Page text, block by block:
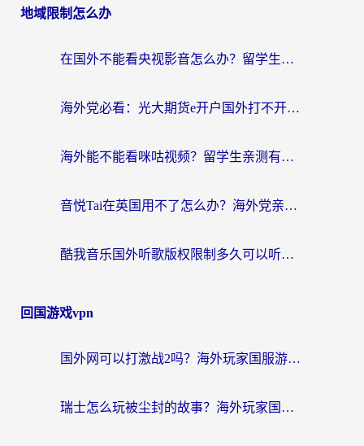
地域限制怎么办
在国外不能看央视影音怎么办？留学生亲测的追剧自由指南
海外党必看：光大期货e开户国外打不开？用对回国加速器，追剧听歌看B站全搞定！
海外能不能看咪咕视频？留学生亲测有效的回国加速器选择指南
音悦Tai在英国用不了怎么办？海外党亲测有效的回国加速方案来了
酷我音乐国外听歌版权限制多久可以听？海外党亲测有效的解决办法来了
回国游戏vpn
国外网可以打激战2吗？海外玩家国服游戏加速终极指南（附阿根廷玩迷失蔚蓝境外问道解决方案）
瑞士怎么玩被尘封的故事？海外玩家国服游戏加速器终极指南（附星战前夜三国杀加速方案）